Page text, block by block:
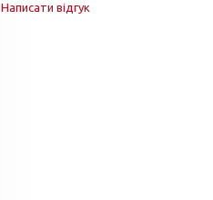
Написати відгук